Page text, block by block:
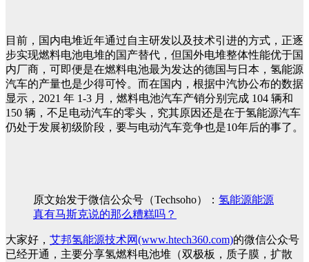
目前，国内电堆近年通过自主研发以及技术引进的方式，正逐
步实现燃料电池电堆的国产替代，但国外电堆整体性能优于国
内厂商，可即便是在燃料电池最为发达的德国与日本，氢能源
汽车的产量也是少得可怜。而在国内，根据中汽协公布的数据
显示，2021 年 1-3 月，燃料电池汽车产销分别完成 104 辆和
150 辆，不足电动汽车的零头，究其原因还是在于氢能源汽车
仍处于发展初级阶段，要与电动汽车竞争也是10年后的事了。
原文始发于微信公众号（Techsoho）： 氢能源能源
真有马斯克说的那么糟糕吗？
大家好， 艾邦氢能源技术网(www.htech360.com)的微信公众号
已经开通，主要分享氢燃料电池堆（双极板，质子膜，扩散